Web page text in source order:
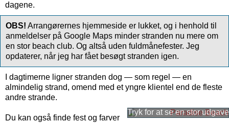
dagene.
OBS! Arrangørernes hjemmeside er lukket, og i henhold til
anmeldelser på Google Maps minder stranden nu mere om
en stor beach club. Og altså uden fuldmånefester. Jeg
opdaterer, når jeg har fået besøgt stranden igen.
I dagtimerne ligner stranden dog — som regel — en
almindelig strand, omend med et yngre klientel end de fleste
andre strande.
Du kan også finde fest og farver